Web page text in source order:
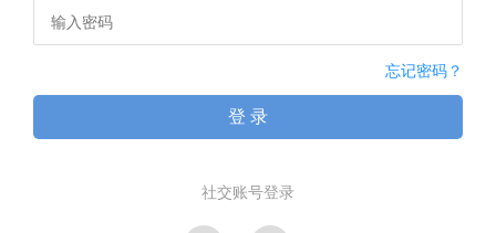
忘记密码？
登 录
社交账号登录